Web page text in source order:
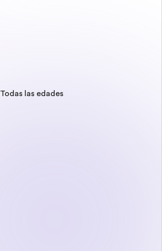
Todas las edades